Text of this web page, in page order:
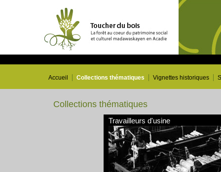
Accueil Collections thématiques Vignettes historiques
Collections thématiques
Travailleurs d'usine